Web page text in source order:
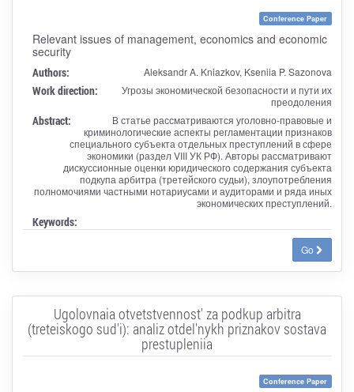
Conference Paper
Relevant issues of management, economics and economic
security
Authors: Aleksandr A. Kniazkov, Kseniia P. Sazonova
Work direction:
Угрозы экономической безопасности и пути их
преодоления
Abstract:
В статье рассматриваются уголовно-правовые и
криминологические аспекты регламентации признаков
специального субъекта отдельных преступлений в сфере
экономики (раздел VIII УК РФ). Авторы рассматривают
дискуссионные оценки юридического содержания субъекта
подкупа арбитра (третейского судьи), злоупотребления
полномочиями частными нотариусами и аудиторами и ряда иных
экономических преступлений.
Keywords:
Go
Ugolovnaia otvetstvennost' za podkup arbitra
(treteiskogo sud'i): analiz otdel'nykh priznakov sostava
prestupleniia
Conference Paper